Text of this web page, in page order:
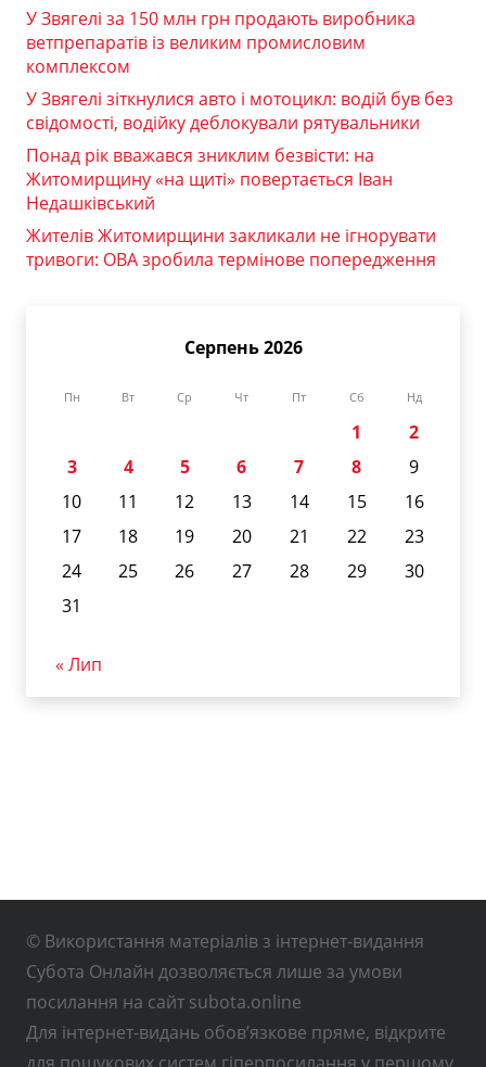
У Звягелі за 150 млн грн продають виробника
ветпрепаратів із великим промисловим
комплексом
У Звягелі зіткнулися авто і мотоцикл: водій був без
свідомості, водійку деблокували рятувальники
Понад рік вважався зниклим безвісти: на
Житомирщину «на щиті» повертається Іван
Недашківський
Жителів Житомирщини закликали не ігнорувати
тривоги: ОВА зробила термінове попередження
Серпень 2026
Пн Вт Ср Чт Пт Сб Нд
1
2
3
4 5 6 7 8
9
10
11 12 13 14 15
16
17
18 19 20 21 22
23
24
25 26 27 28 29
30
31
« Лип
© Використання матеріалів з інтернет-видання
Субота Онлайн дозволяється лише за умови
посилання на сайт subota.online
Для інтернет-видань обов’язкове пряме, відкрите